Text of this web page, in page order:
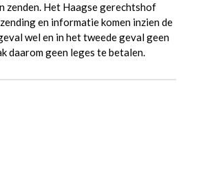
zenden. Het Haagse gerechtshof
en informatie komen inzien de
wel en in het tweede geval geen
daarom geen leges te betalen.